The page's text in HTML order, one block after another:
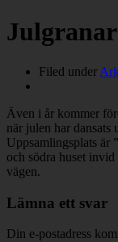
Julgranar
Filed under
Även i år kommer
när julen har dansats
Uppsamlingsplats är
och södra huset invid
vägen.
Lämna ett svar
Din e-postadress